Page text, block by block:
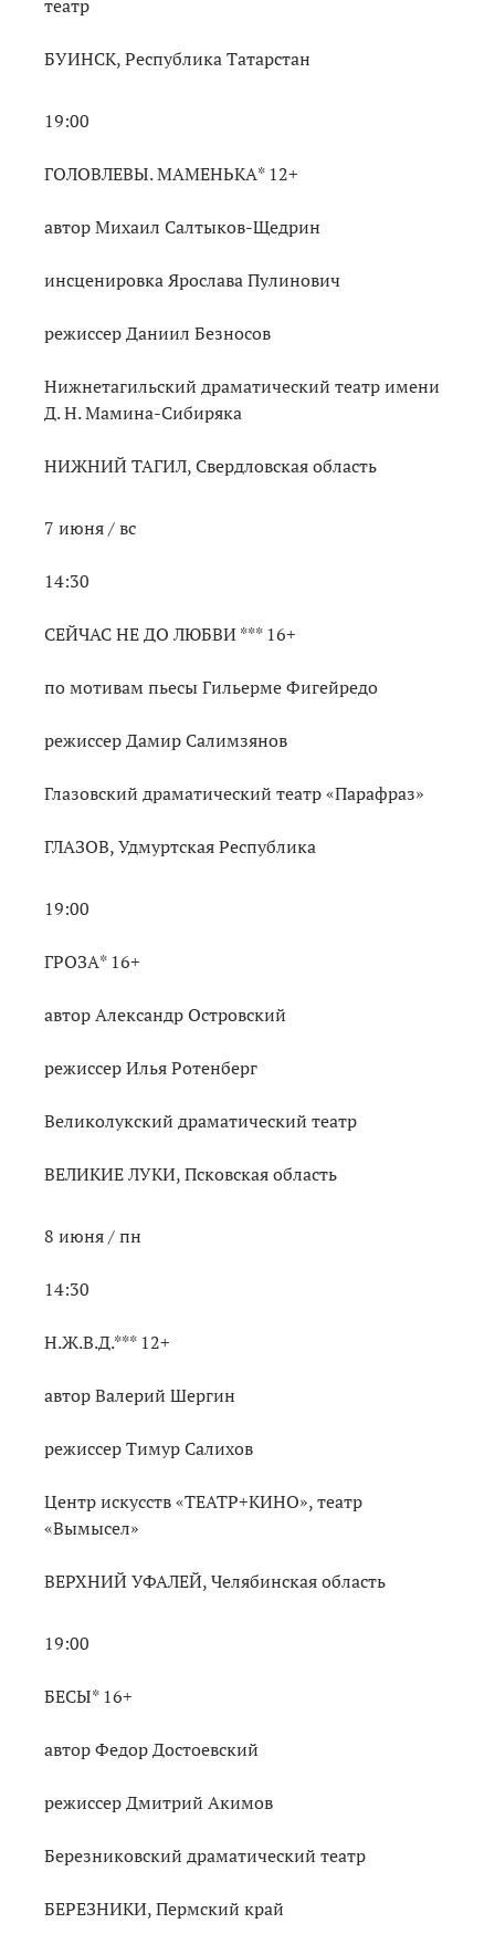
театр
БУИНСК, Республика Татарстан
19:00
ГОЛОВЛЕВЫ. МАМЕНЬКА* 12+
автор Михаил Салтыков-Щедрин
инсценировка Ярослава Пулинович
режиссер Даниил Безносов
Нижнетагильский драматический театр имени
Д. Н. Мамина-Сибиряка
НИЖНИЙ ТАГИЛ, Свердловская область
7 июня / вс
14:30
СЕЙЧАС НЕ ДО ЛЮБВИ *** 16+
по мотивам пьесы Гильерме Фигейредо
режиссер Дамир Салимзянов
Глазовский драматический театр «Парафраз»
ГЛАЗОВ, Удмуртская Республика
19:00
ГРОЗА* 16+
автор Александр Островский
режиссер Илья Ротенберг
Великолукский драматический театр
ВЕЛИКИЕ ЛУКИ, Псковская область
8 июня / пн
14:30
Н.Ж.В.Д.*** 12+
автор Валерий Шергин
режиссер Тимур Салихов
Центр искусств «ТЕАТР+КИНО», театр
«Вымысел»
ВЕРХНИЙ УФАЛЕЙ, Челябинская область
19:00
БЕСЫ* 16+
автор Федор Достоевский
режиссер Дмитрий Акимов
Березниковский драматический театр
БЕРЕЗНИКИ, Пермский край